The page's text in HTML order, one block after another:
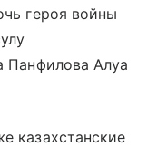
героя войны
Панфилова Алуа
казахстанские